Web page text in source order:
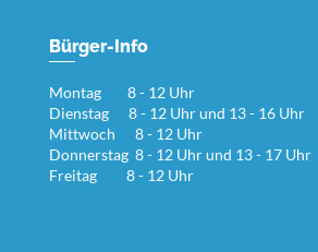
Bürger-Info
Montag 8 - 12 Uhr
Dienstag 8 - 12 Uhr und 13 - 16 Uhr
Mittwoch 8 - 12 Uhr
Donnerstag 8 - 12 Uhr und 13 - 17 Uhr
Freitag 8 - 12 Uhr